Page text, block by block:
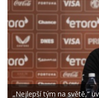
„Nejlepší tým na světě,“